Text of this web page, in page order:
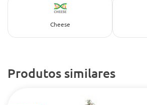
Cheese
Produtos similares